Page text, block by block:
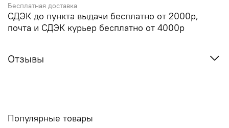
Бесплатная доставка
СДЭК до пункта выдачи бесплатно от 2000р,
почта и СДЭК курьер бесплатно от 4000р
Отзывы
Популярные товары